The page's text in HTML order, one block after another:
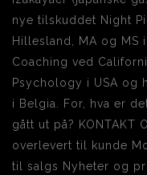
nye tilskuddet Night
Hillesland, MA og MS
Coaching ved
Psychology i USA og
i Belgia. For, hva er
gått ut på? KONTAKT
overlevert til kunde
til salgs Nyheter og